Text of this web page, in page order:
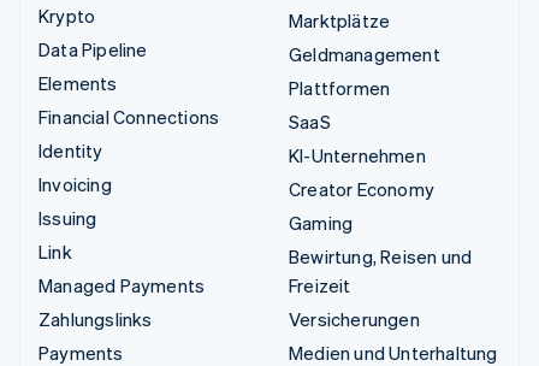
Krypto
Data Pipeline
Elements
Financial Connections
Identity
Invoicing
Issuing
Link
Managed Payments
Zahlungslinks
Payments
Marktplätze
Geldmanagement
Plattformen
SaaS
KI-Unternehmen
Creator Economy
Gaming
Bewirtung, Reisen und
Freizeit
Versicherungen
Medien und Unterhaltung